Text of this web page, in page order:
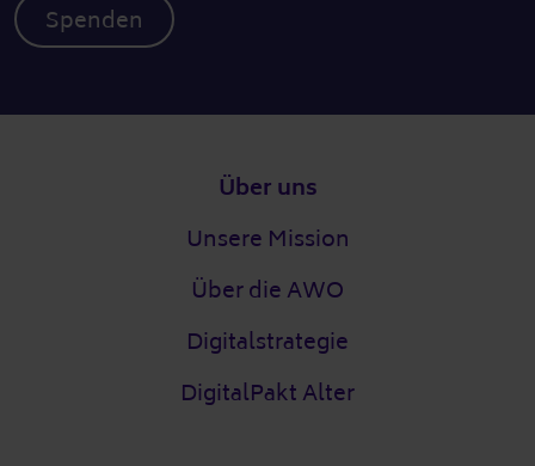
Spenden
Über uns
Unsere Mission
Über die AWO
Digitalstrategie
DigitalPakt Alter